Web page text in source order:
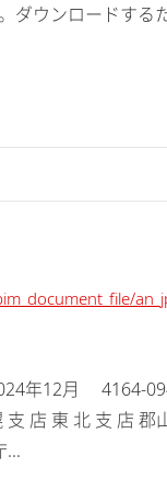
ウンロードする
年12月 4164-
店 東 北 支 店 郡
...